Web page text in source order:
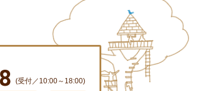
(受付／10:00～18:00)